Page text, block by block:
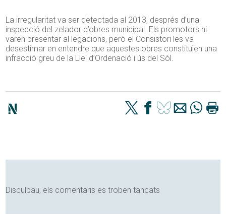
La irregularitat va ser detectada al 2013, després d’una
inspecció del zelador d’obres municipal. Els promotors hi
varen presentar al·legacions, però el Consistori les va
desestimar en entendre que aquestes obres constituïen una
infracció greu de la Llei d’Ordenació i ús del Sòl.
Disculpau, els comentaris es troben tancats